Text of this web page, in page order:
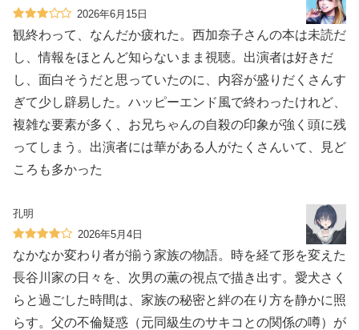
2026年6月15日
観終わって、なんだか疲れた。西加奈子さんの本は未読だ
し、情報をほとんど知らないまま視聴。出演者は好きだ
し、面白そうだと思っていたのに、内容が盛りだくさんす
ぎて少し辟易した。ハッピーエンド風で終わったけれど、
複雑な要素が多く、お兄ちゃんの自殺の印象が強く頭に残
ってしまう。出演者には華がある人がたくさんいて、見ど
ころも多かった
孔明
2026年5月4日
なかなか変わり者が揃う家族の物語。時を経て形を変えた
長谷川家の日々を、次男の薫の視点で描き出す。愛犬さく
らと過ごした時間は、家族の秘密と絆の在り方を静かに照
らす。父の不倫疑惑（元同級生のサキコとの関係の噂）が